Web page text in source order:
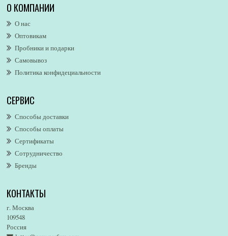
Alexander McQueen
Alexandre. J
Alford & Hoff
Alfred Dunhill
Alfred Ritchy
Alfred Sung
AllSaints
Alsayad
Altaia
Alvarez Gomez
Alviero Martini
Alyson Oldoini
American Eagle
Amore Segreto
Amorino
О КОМПАНИИ
О нас
Оптовикам
Пробники и подарки
Самовывоз
Политика конфидециальности
СЕРВИС
Способы доставки
Способы оплаты
Сертификаты
Сотрудничество
Бренды
КОНТАКТЫ
г. Москва
109548
Россия